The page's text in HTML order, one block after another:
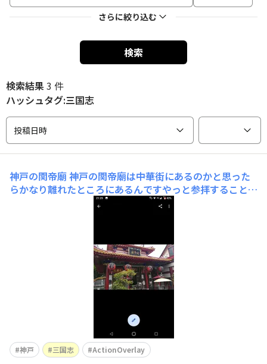
さらに絞り込む
検索
検索結果3 件
ハッシュタグ:三国志
投稿日時
神戸の関帝廟神戸の関帝廟は中華街にあるのかと思った
らかなり離れたところにあるんですやっと参拝することが
できましたhttps://youtube.com/shorts/lMN9f6oGld4
のですけどね。​神戸
神戸 三国志 ActionOverlay